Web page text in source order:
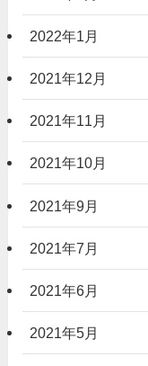
2022年1月
2021年12月
2021年11月
2021年10月
2021年9月
2021年7月
2021年6月
2021年5月